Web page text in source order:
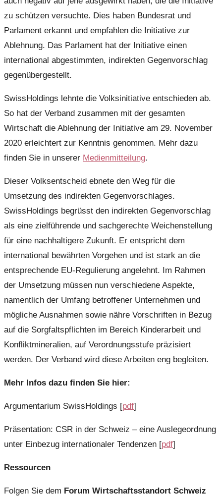
zu schützen versuchte. Dies haben Bundesrat und
Parlament erkannt und empfahlen die Initiative zur
Ablehnung. Das Parlament hat der Initiative einen
international abgestimmten, indirekten Gegenvorschlag
gegenübergestellt.
SwissHoldings lehnte die Volksinitiative entschieden ab.
So hat der Verband zusammen mit der gesamten
Wirtschaft die Ablehnung der Initiative am 29. November
2020 erleichtert zur Kenntnis genommen. Mehr dazu
finden Sie in unserer Medienmitteilung.
Dieser Volksentscheid ebnete den Weg für die
Umsetzung des indirekten Gegenvorschlages.
SwissHoldings begrüsst den indirekten Gegenvorschlag
als eine zielführende und sachgerechte Weichenstellung
für eine nachhaltigere Zukunft. Er entspricht dem
international bewährten Vorgehen und ist stark an die
entsprechende EU-Regulierung angelehnt. Im Rahmen
der Umsetzung müssen nun verschiedene Aspekte,
namentlich der Umfang betroffener Unternehmen und
mögliche Ausnahmen sowie nähre Vorschriften in Bezug
auf die Sorgfaltspflichten im Bereich Kinderarbeit und
Konfliktmineralien, auf Verordnungsstufe präzisiert
werden. Der Verband wird diese Arbeiten eng begleiten.
Mehr Infos dazu finden Sie hier:
Argumentarium SwissHoldings [pdf]
Präsentation: CSR in der Schweiz – eine Auslegeordnung
unter Einbezug internationaler Tendenzen [pdf]
Ressourcen
Folgen Sie dem Forum Wirtschaftsstandort Schweiz